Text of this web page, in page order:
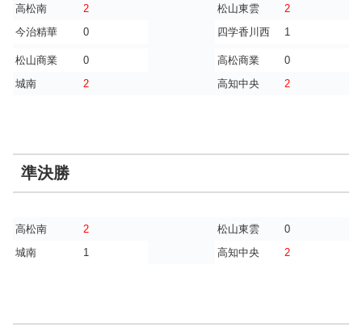
高松南 2 松山東雲
2
今治精華
0 四学香川西 1
松山商業 0 高松商業
0
城南
2 高知中央 2
準決勝
高松南 2 松山東雲
0
城南
1 高知中央 2